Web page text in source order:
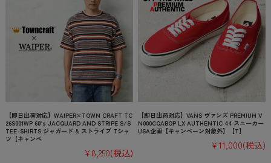
【即日出荷対応】WAIPER×TOWN CRAFT TC
26S001WP 60’s JACQUARD AND STRIPE S/S
TEE-SHIRTS ジャガード & ストライプ Tシャ
ツ【キャンペ
¥8,250(税込)
【即日出荷対応】VANS ヴァンズ PREMIUM V
N000CQABOP LX AUTHENTIC 44 スニーカー
USA企画【キャンペーン対象外】【T】
¥11,000(税込)